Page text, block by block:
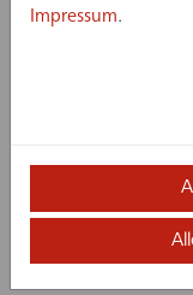
Neben den
die Ausstellung
florian krieger –
ein stimmiges
Impressum.